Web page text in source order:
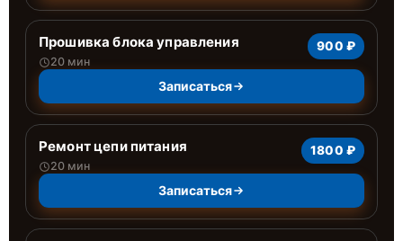
Прошивка блока управления
20 мин
900 ₽
Записаться
Ремонт цепи питания
20 мин
1800 ₽
Записаться